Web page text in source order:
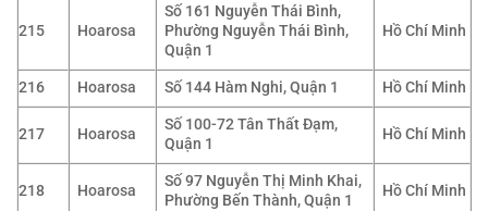
215 Hoarosa
Số 161 Nguyễn Thái Bình,
Phường Nguyễn Thái Bình,
Quận 1
Hồ Chí Minh
216 Hoarosa Số 144 Hàm Nghi, Quận 1 Hồ Chí Minh
217 Hoarosa
Số 100-72 Tân Thất Đạm,
Quận 1
Hồ Chí Minh
218 Hoarosa
Số 97 Nguyễn Thị Minh Khai,
Phường Bến Thành, Quận 1
Hồ Chí Minh